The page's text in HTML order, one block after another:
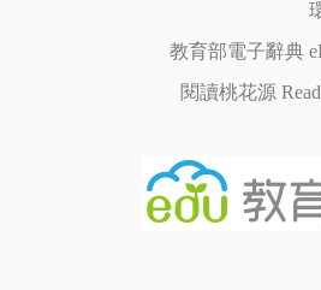
教育部電子辭典
閱讀桃花源